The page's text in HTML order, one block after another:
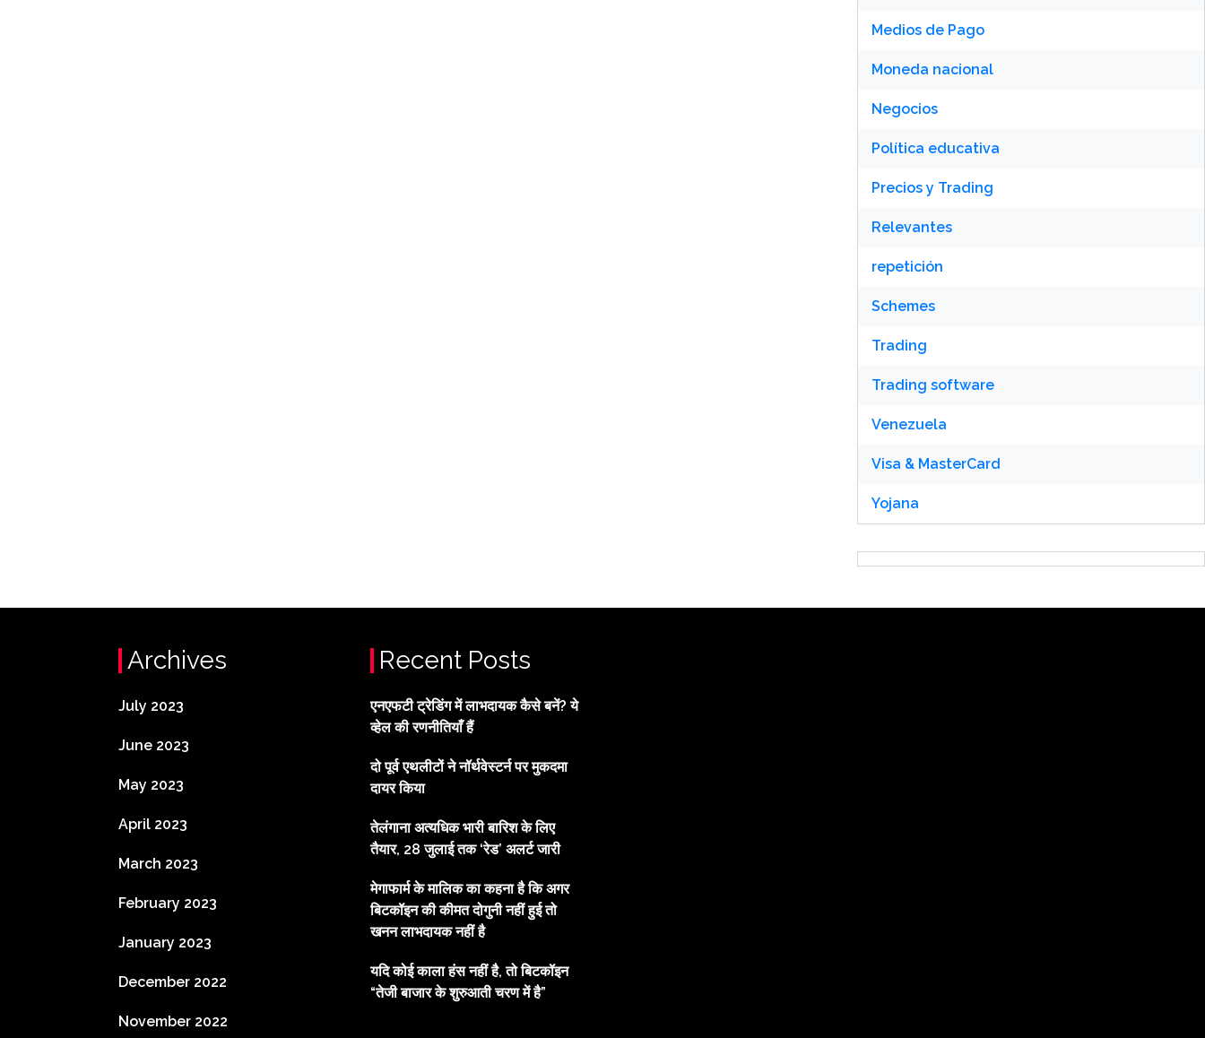
Medios de Pago
Moneda nacional
Negocios
Política educativa
Precios y Trading
Relevantes
repetición
Schemes
Trading
Trading software
Venezuela
Visa & MasterCard
Yojana
Archives
July 2023
June 2023
May 2023
April 2023
March 2023
February 2023
January 2023
December 2022
November 2022
Recent Posts
एनएफटी ट्रेडिंग में लाभदायक कैसे बनें? ये
व्हेल की रणनीतियाँ हैं
दो पूर्व एथलीटों ने नॉर्थवेस्टर्न पर मुकदमा
दायर किया
तेलंगाना अत्यधिक भारी बारिश के लिए
तैयार, 28 जुलाई तक ‘रेड’ अलर्ट जारी
मेगाफार्म के मालिक का कहना है कि अगर
बिटकॉइन की कीमत दोगुनी नहीं हुई तो
खनन लाभदायक नहीं है
यदि कोई काला हंस नहीं है, तो बिटकॉइन
“तेजी बाजार के शुरुआती चरण में है”